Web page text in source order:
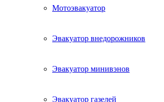
Мотоэвакуатор
Эвакуатор внедорожников
Эвакуатор минивэнов
Эвакуатор газелей